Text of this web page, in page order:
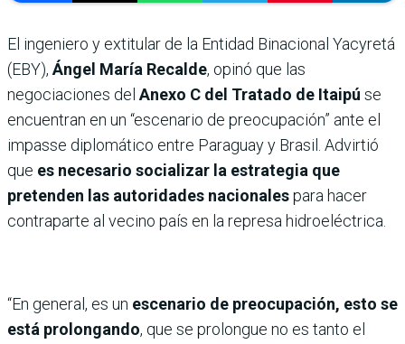
El ingeniero y extitular de la Entidad Binacional Yacyretá
(EBY), Ángel María Recalde, opinó que las
negociaciones del Anexo C del Tratado de Itaipú se
encuentran en un “escenario de preocupación” ante el
impasse diplomático entre Paraguay y Brasil. Advirtió
que es necesario socializar la estrategia que
pretenden las autoridades nacionalespara hacer
contraparte al vecino país en la represa hidroeléctrica.
“En general, es un escenario de preocupación, esto se
está prolongando, que se prolongue no es tanto el